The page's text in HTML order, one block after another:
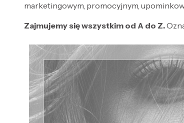
marketingowym, promocyjnym,
Zajmujemy się wszystkim od A do Z.